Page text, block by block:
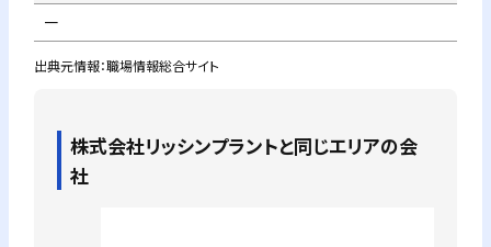
－
出典元情報：職場情報総合サイト
株式会社リッシンプラントと同じエリアの会
社